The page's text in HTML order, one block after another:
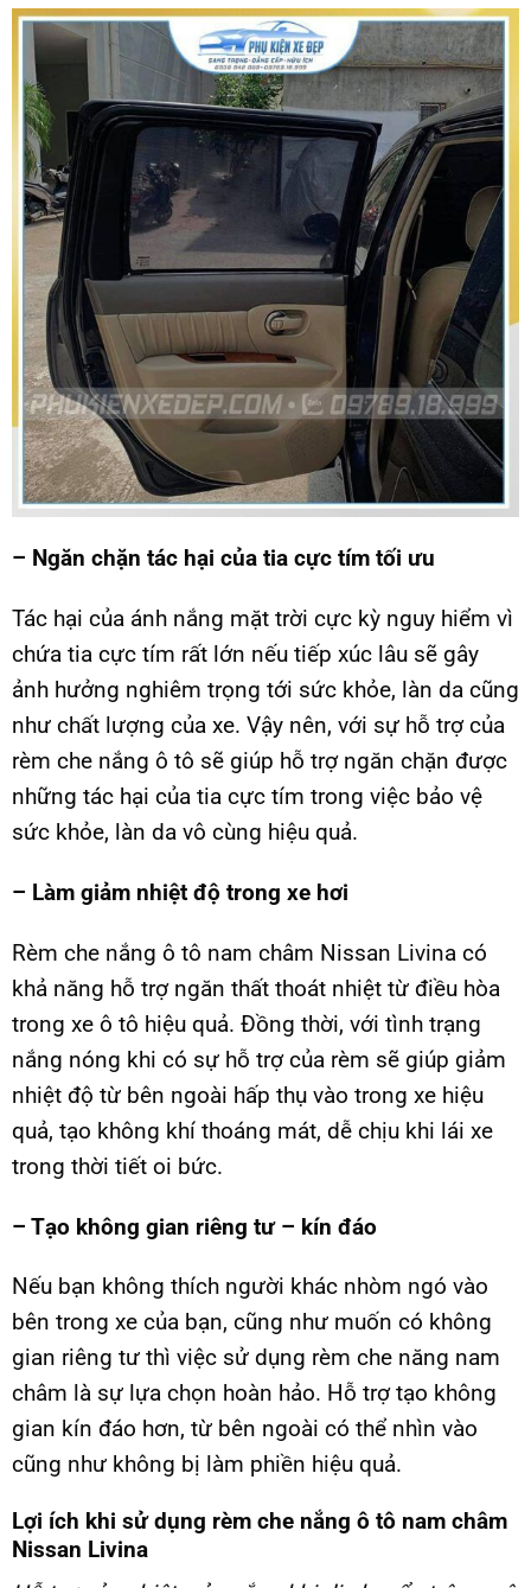
– Ngăn chặn tác hại của tia cực tím tối ưu
Tác hại của ánh nắng mặt trời cực kỳ nguy hiểm vì
chứa tia cực tím rất lớn nếu tiếp xúc lâu sẽ gây
ảnh hưởng nghiêm trọng tới sức khỏe, làn da cũng
như chất lượng của xe. Vậy nên, với sự hỗ trợ của
rèm che nắng ô tô sẽ giúp hỗ trợ ngăn chặn được
những tác hại của tia cực tím trong việc bảo vệ
sức khỏe, làn da vô cùng hiệu quả.
– Làm giảm nhiệt độ trong xe hơi
Rèm che nắng ô tô nam châm Nissan Livina có
khả năng hỗ trợ ngăn thất thoát nhiệt từ điều hòa
trong xe ô tô hiệu quả. Đồng thời, với tình trạng
nắng nóng khi có sự hỗ trợ của rèm sẽ giúp giảm
nhiệt độ từ bên ngoài hấp thụ vào trong xe hiệu
quả, tạo không khí thoáng mát, dễ chịu khi lái xe
trong thời tiết oi bức.
– Tạo không gian riêng tư – kín đáo
Nếu bạn không thích người khác nhòm ngó vào
bên trong xe của bạn, cũng như muốn có không
gian riêng tư thì việc sử dụng rèm che năng nam
châm là sự lựa chọn hoàn hảo. Hỗ trợ tạo không
gian kín đáo hơn, từ bên ngoài có thể nhìn vào
cũng như không bị làm phiền hiệu quả.
Lợi ích khi sử dụng rèm che nắng ô tô nam châm
Nissan Livina